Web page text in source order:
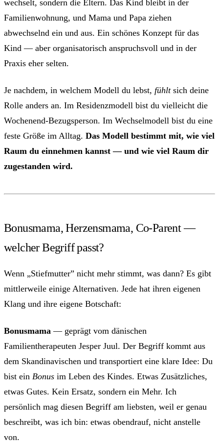
wechselt, sondern die Eltern. Das Kind bleibt in der
Familienwohnung, und Mama und Papa ziehen
abwechselnd ein und aus. Ein schönes Konzept für das
Kind — aber organisatorisch anspruchsvoll und in der
Praxis eher selten.
Je nachdem, in welchem Modell du lebst, fühltsich deine
Rolle anders an. Im Residenzmodell bist du vielleicht die
Wochenend-Bezugsperson. Im Wechselmodell bist du eine
feste Größe im Alltag. Das Modell bestimmt mit, wie viel
Raum du einnehmen kannst — und wie viel Raum dir
zugestanden wird.
Bonusmama, Herzensmama, Co-Parent —
welcher Begriff passt?
Wenn „Stiefmutter” nicht mehr stimmt, was dann? Es gibt
mittlerweile einige Alternativen. Jede hat ihren eigenen
Klang und ihre eigene Botschaft:
Bonusmama — geprägt vom dänischen
Familientherapeuten Jesper Juul. Der Begriff kommt aus
dem Skandinavischen und transportiert eine klare Idee: Du
bist ein Bonus im Leben des Kindes. Etwas Zusätzliches,
etwas Gutes. Kein Ersatz, sondern ein Mehr. Ich
persönlich mag diesen Begriff am liebsten, weil er genau
beschreibt, was ich bin: etwas obendrauf, nicht anstelle
von.